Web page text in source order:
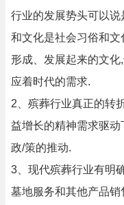
行业的发展势头可以
和文化是社会习俗和文
形成、发展起来的文
应着时代的需求.
2、殡葬行业真正的转
益增长的精神需求驱动
政/策的推动.
3、现代殡葬行业有明
墓地服务和其他产品